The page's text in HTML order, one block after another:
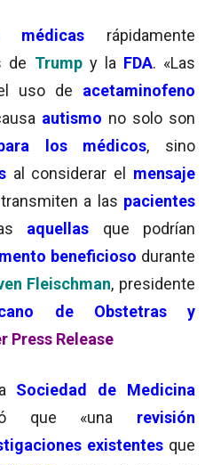
médicas rápidamente
de Trump y la FDA. «Las
uso de acetaminofeno
autismo no solo son
los médicos, sino
al considerar el mensaje
a las pacientes
aquellas
que podrían
beneficioso durante
Fleischman, presidente
de Obstetras y
Press Release
Sociedad de Medicina
que «una revisión
existentes que